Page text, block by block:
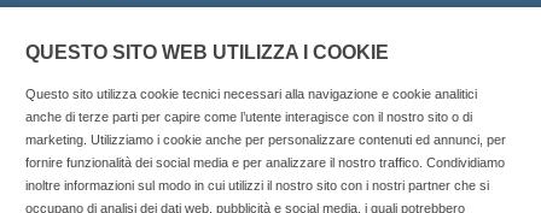
Copyright © 2025 SOCIALFARMA - La piattaforma web per i
QUESTO SITO WEB UTILIZZA I COOKIE
Questo sito utilizza cookie tecnici necessari alla navigazione e cookie analitici
anche di terze parti per capire come l’utente interagisce con il nostro sito o di
marketing. Utilizziamo i cookie anche per personalizzare contenuti ed annunci, per
fornire funzionalità dei social media e per analizzare il nostro traffico. Condividiamo
inoltre informazioni sul modo in cui utilizzi il nostro sito con i nostri partner che si
occupano di analisi dei dati web, pubblicità e social media, i quali potrebbero